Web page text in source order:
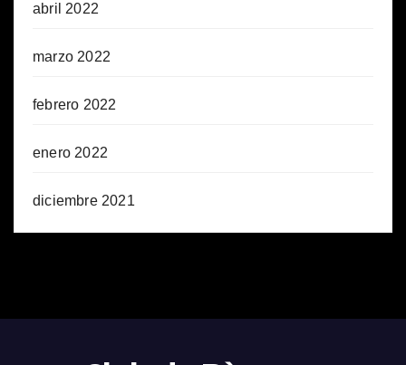
abril 2022
marzo 2022
febrero 2022
enero 2022
diciembre 2021